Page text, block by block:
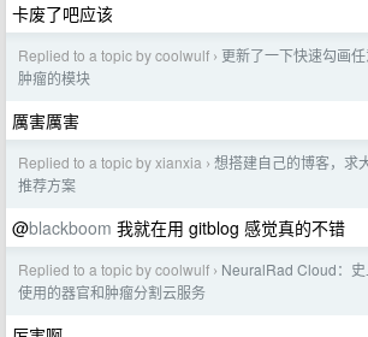
卡废了吧应该
Replied to a topic by coolwulf › 更新了一下快速勾画
肿瘤的模块
厲害厲害
Replied to a topic by xianxia › 想搭建自己的博客，求
推荐方案
@blackboom 我就在用 gitblog 感觉真的不错
Replied to a topic by coolwulf › NeuralRad Cloud：
使用的器官和肿瘤分割云服务